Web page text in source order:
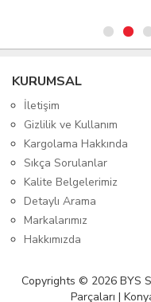
KURUMSAL
İletişim
Gizlilik ve Kullanım
Kargolama Hakkında
Sıkça Sorulanlar
Kalite Belgelerimiz
Detaylı Arama
Markalarımız
Hakkımızda
Copyrights © 2026 BYS
Parçaları |